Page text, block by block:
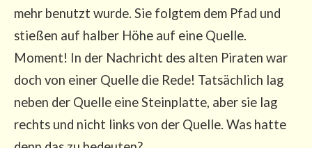
mehr benutzt wur­de. Sie folg­tem dem Pfad und
stie­ßen auf hal­ber Höhe auf eine Quel­le.
Moment! In der Nach­richt des alten Pira­ten war
doch von einer Quel­le die Rede! Tat­säch­lich lag
neben der Quel­le eine Stein­plat­te, aber sie lag
rechts und nicht links von der Quel­le. Was hat­te